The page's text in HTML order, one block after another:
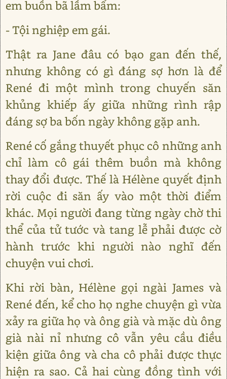
em buồn bã lầm bẩm:
- Tội nghiệp em gái.
Thật ra Jane đâu có bạo gan đến thế,
nhưng không có gì đáng sợ hơn là để
René đi một mình trong chuyến săn
khủng khiếp ấy giữa những rình rập
đáng sợ ba bốn ngày không gặp anh.
René cố gắng thuyết phục cô những anh
chỉ làm cô gái thêm buồn mà không
thay đổi được. Thế là Hélène quyết định
rời cuộc đi săn ấy vào một thời điểm
khác. Mọi người đang từng ngày chờ thi
thể của tử tước và tang lễ phải được cờ
hành trước khi người nào nghĩ đến
chuyện vui chơi.
Khi rời bàn, Hélène gọi ngài James và
René đến, kể cho họ nghe chuyện gì vừa
xảy ra giữa họ và ông già và mặc dù ông
già nài nỉ nhưng cô vẫn yêu cầu điều
kiện giữa ông và cha cô phải được thực
hiện ra sao. Cả hai cùng đồng tình với